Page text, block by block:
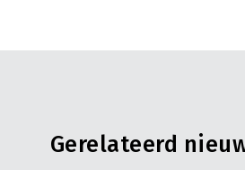
Gerelateerd